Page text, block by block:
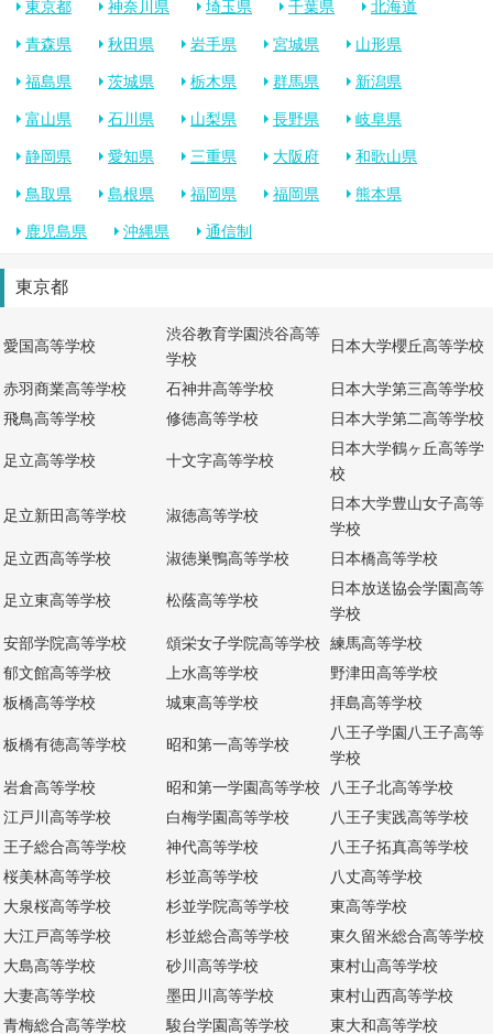
東京都 神奈川県 埼玉県 千葉県 北海道
青森県 秋田県 岩手県 宮城県 山形県
福島県 茨城県 栃木県 群馬県 新潟県
富山県 石川県 山梨県 長野県 岐阜県
静岡県 愛知県 三重県 大阪府 和歌山県
鳥取県 島根県 福岡県 福岡県 熊本県
鹿児島県 沖縄県 通信制
東京都
愛国高等学校
渋谷教育学園渋谷高等
学校
日本大学櫻丘高等学校
赤羽商業高等学校 石神井高等学校
日本大学第三高等学校
飛鳥高等学校
修徳高等学校 日本大学第二高等学校
足立高等学校 十文字高等学校
日本大学鶴ヶ丘高等学
校
足立新田高等学校 淑徳高等学校
日本大学豊山女子高等
学校
足立西高等学校
淑徳巣鴨高等学校 日本橋高等学校
足立東高等学校 松蔭高等学校
日本放送協会学園高等
学校
安部学院高等学校
頌栄女子学院高等学校
練馬高等学校
郁文館高等学校
上水高等学校
野津田高等学校
板橋高等学校
城東高等学校 拝島高等学校
板橋有徳高等学校 昭和第一高等学校
八王子学園八王子高等
学校
岩倉高等学校
昭和第一学園高等学校
八王子北高等学校
江戸川高等学校
白梅学園高等学校
八王子実践高等学校
王子総合高等学校
神代高等学校
八王子拓真高等学校
桜美林高等学校
杉並高等学校
八丈高等学校
大泉桜高等学校
杉並学院高等学校
東高等学校
大江戸高等学校
杉並総合高等学校
東久留米総合高等学校
大島高等学校
砂川高等学校
東村山高等学校
大妻高等学校
墨田川高等学校
東村山西高等学校
青梅総合高等学校
駿台学園高等学校
東大和高等学校